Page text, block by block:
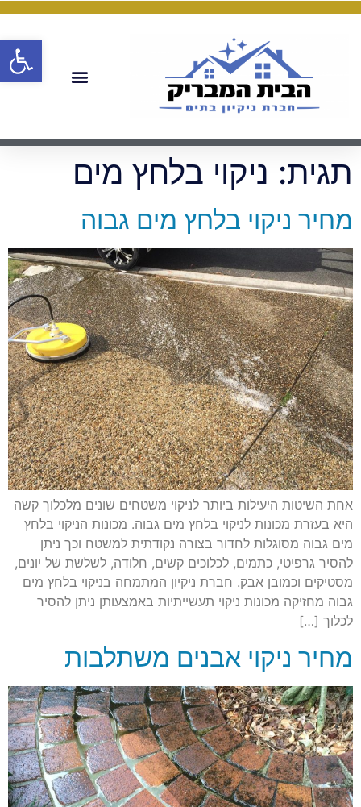
תגית: ניקוי בלחץ מים
מחיר ניקוי בלחץ מים גבוה
אחת השיטות היעילות ביותר לניקוי משטחים שונים מלכלוך קשה
היא בעזרת מכונות לניקוי בלחץ מים גבוה. מכונות הניקוי בלחץ
מים גבוה מסוגלות לחדור בצורה נקודתית למשטח וכך ניתן
להסיר גרפיטי, כתמים, לכלוכים קשים, חלודה, לשלשת של יונים,
מסטיקים וכמובן אבק. חברת ניקיון המתמחה בניקוי בלחץ מים
גבוה מחזיקה מכונות ניקוי תעשייתיות באמצעותן ניתן להסיר
לכלוך […]
מחיר ניקוי אבנים משתלבות